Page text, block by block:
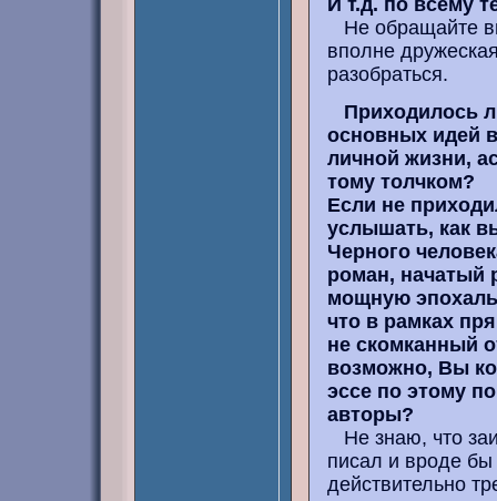
И т.д. по всему
Не обращайте
вполне
разобраться.
Приходилось
основных идей
личной жизни,
тому толчком?
Если не
услышать, как
Черного
роман, начатый
мощную
что в рамках
не скомканный
возможно, Вы
эссе по этому
авторы?
Не знаю, что
писал и вроде
действительно